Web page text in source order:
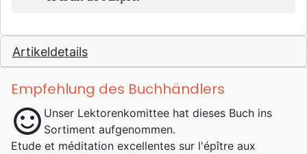
Artikeldetails
Empfehlung des Buchhändlers
sentiment_satisfied Unser Lektorenkomittee hat dieses Buch ins
Sortiment aufgenommen.
Etude et méditation excellentes sur l'épître aux